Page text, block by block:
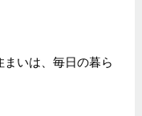
いは、毎日の暮ら